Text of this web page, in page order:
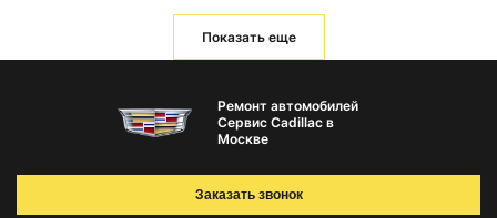
Показать еще
Ремонт автомобилей
Сервис Cadillac в
Москве
Заказать звонок